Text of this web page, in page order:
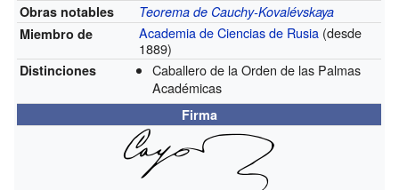
Obras notables
Teorema de Cauchy-Kovalévskaya
Miembro de
Academia de Ciencias de Rusia (desde
1889)
Distinciones
Caballero de la Orden de las Palmas
Académicas
Firma